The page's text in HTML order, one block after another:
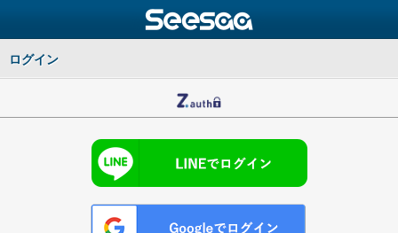
ログイン